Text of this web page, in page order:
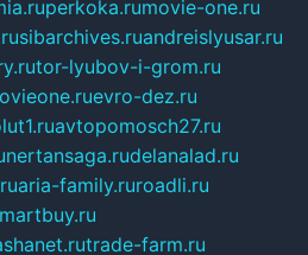
perkoka.rumovie-one.ru
sibarchives.ruandreislyusar.ru
tor-lyubov-i-grom.ru
evro-dez.ru
avtopomosch27.ru
nertansaga.rudelanalad.ru
aria-family.ruroadli.ru
trade-farm.ru